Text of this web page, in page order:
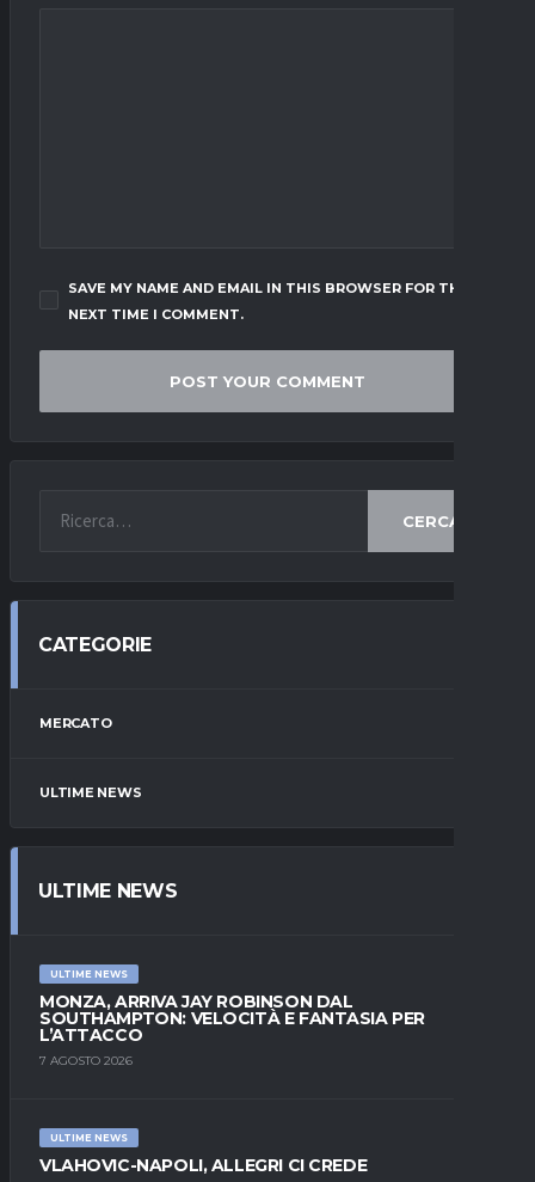
SAVE MY NAME AND EMAIL IN THIS BROWSER FOR THE
NEXT TIME I COMMENT.
CERCA
CATEGORIE
MERCATO
ULTIME NEWS
ULTIME NEWS
ULTIME NEWS
MONZA, ARRIVA JAY ROBINSON DAL
SOUTHAMPTON: VELOCITÀ E FANTASIA PER
L’ATTACCO
7 AGOSTO 2026
ULTIME NEWS
VLAHOVIC-NAPOLI, ALLEGRI CI CREDE